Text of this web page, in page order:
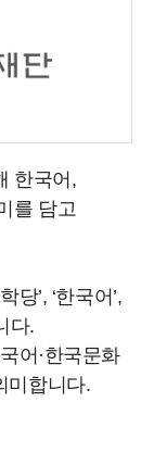
한국어,
를 담고
당’, ‘한국어’,
다.
어·한국문화
미합니다.